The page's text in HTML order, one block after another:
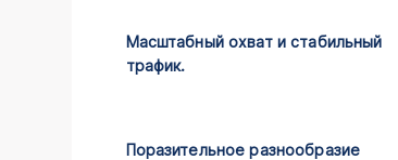
Масштабный охват и стабильный
трафик.
Поразительное разнообразие